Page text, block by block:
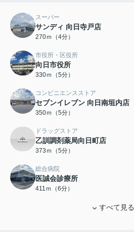
スーパー
サンディ 向日寺戸店
270ｍ（4分）
市役所・区役所
向日市役所
330ｍ（5分）
コンビニエンスストア
セブンイレブン 向日南垣内店
350ｍ（5分）
ドラッグストア
乙訓調剤薬局向日町店
373ｍ（5分）
総合病院
医誠会診療所
411ｍ（6分）
すべて見る